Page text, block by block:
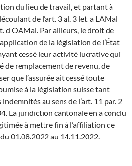
du lieu de travail, et partant à
de l’art. 3 al. 3 let. a LAMal
d OAMal. Par ailleurs, le droit de
de la législation de l’État
cessé leur activité lucrative qui
de remplacement de revenu, de
que l’assurée ait cessé toute
à la législation suisse tant
au sens de l’art. 11 par. 2
La juridiction cantonale en a conclu
à mettre fin à l’affiliation de
01.08.2022 au 14.11.2022.